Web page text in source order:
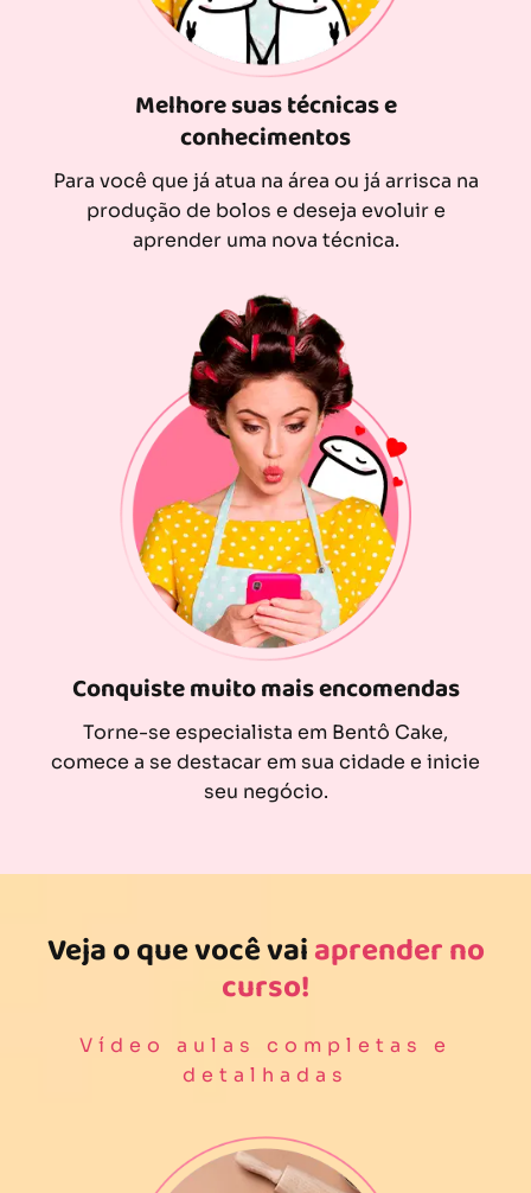
Melhore suas técnicas e
conhecimentos
Para você que já atua na área ou já arrisca na
produção de bolos e deseja evoluir e
aprender uma nova técnica.
Conquiste muito mais encomendas
Torne-se especialista em Bentô Cake,
comece a se destacar em sua cidade e inicie
seu negócio.
Veja o que você vaiaprender no
curso!
Vídeo aulas completas e
detalhadas